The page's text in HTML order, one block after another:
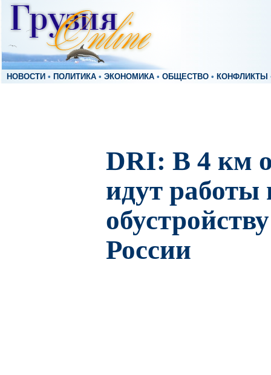
НОВОСТИ • ПОЛИТИКА • ЭКОНОМИКА • ОБЩЕСТВО • КОНФЛИКТЫ
DRI: В 4 км
идут работы
России